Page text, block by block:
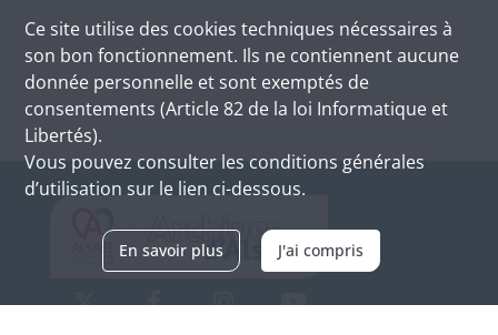
Ce site utilise des cookies techniques nécessaires à
son bon fonctionnement. Ils ne contiennent aucune
donnée personnelle et sont exemptés de
consentements (Article 82 de la loi Informatique et
Libertés).
Vous pouvez consulter les conditions générales
d’utilisation sur le lien ci-dessous.
En savoir plus J'ai compris